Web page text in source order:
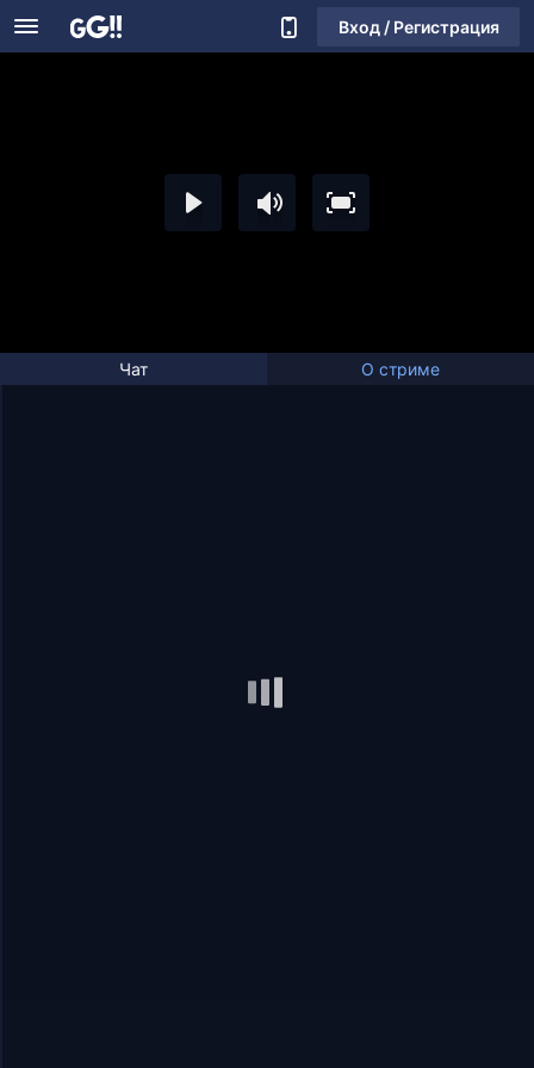
Вход / Регистрация
Чат О стриме